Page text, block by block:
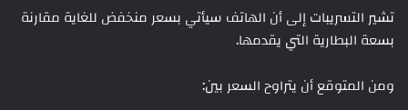
تشير التسريبات إلى أن الهاتف سيأتي بسعر منخفض للغاية مقارنة
بسعة البطارية التي يقدمها.
ومن المتوقع أن يتراوح السعر بين: